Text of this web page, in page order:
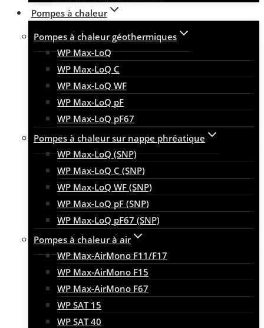
Pompes à chaleur
Pompes à chaleur géothermiques
WP Max-LoQ
WP Max-LoQ C
WP Max-LoQ WF
WP Max-LoQ pF
WP Max-LoQ pF67
Pompes à chaleur sur nappe phréatique
WP Max-LoQ (SNP)
WP Max-LoQ C (SNP)
WP Max-LoQ WF (SNP)
WP Max-LoQ pF (SNP)
WP Max-LoQ pF67 (SNP)
Pompes à chaleur à air
WP Max-AirMono F11/F17
WP Max-AirMono F15
WP Max-AirMono F67
WP SAT 15
WP SAT 40